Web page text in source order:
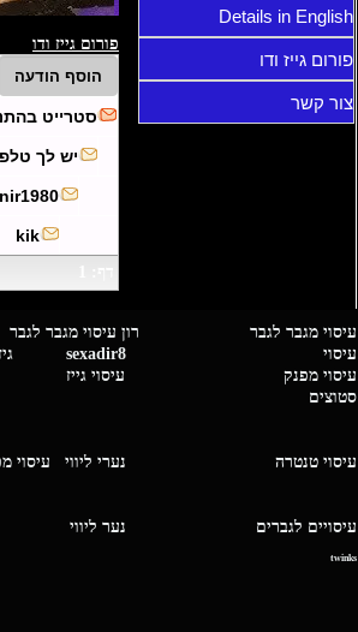
Details in English
פורום גייז ודו
צור קשר
פורום גייז ודו
סטרייט
יש לך
nir1980
kik
עיסוי מגבר לגבר רון עיסוי
עיסוי sexadir8 גיז
עיסוי מפנק
עיסוי גייז
סטוצים
עיסוי טנטרה נערי ליווי עיסוי
עיסויים לגברים נער
twinks